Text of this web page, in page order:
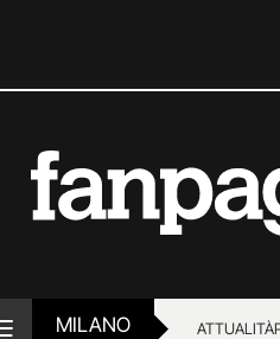
MILANO ATTUALITÀ